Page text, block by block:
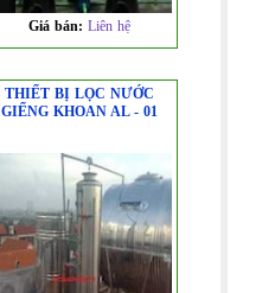
Giá bán: Liên hệ
THIẾT BỊ LỌC NƯỚC
GIẾNG KHOAN AL - 01